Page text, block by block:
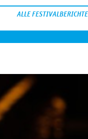
ALLE FESTIVALBERICHTE